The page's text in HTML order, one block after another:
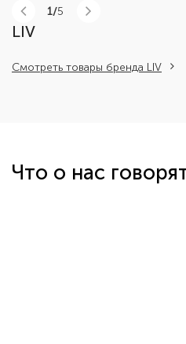
1/
LIV
Смотреть товары бренда LIV
Что о нас говорят